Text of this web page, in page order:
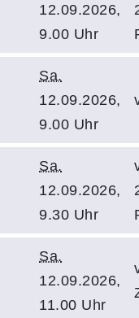
12.09.2026,
9.00 Uhr
Sa.
12.09.2026,
9.00 Uhr
Sa.
12.09.2026,
9.30 Uhr
Sa.
12.09.2026,
11.00 Uhr